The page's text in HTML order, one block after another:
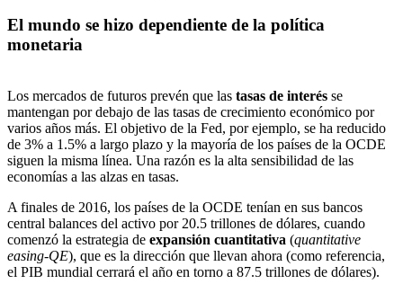
El mundo se hizo dependiente de la política
monetaria
Los mercados de futuros prevén que las tasas de interés se
mantengan por debajo de las tasas de crecimiento económico por
varios años más. El objetivo de la Fed, por ejemplo, se ha reducido
de 3% a 1.5% a largo plazo y la mayoría de los países de la OCDE
siguen la misma línea. Una razón es la alta sensibilidad de las
economías a las alzas en tasas.
A finales de 2016, los países de la OCDE tenían en sus bancos
central balances del activo por 20.5 trillones de dólares, cuando
comenzó la estrategia de expansión cuantitativa (quantitative
easing-QE), que es la dirección que llevan ahora (como referencia,
el PIB mundial cerrará el año en torno a 87.5 trillones de dólares).